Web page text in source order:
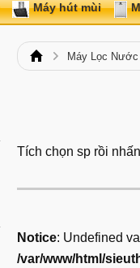
Máy hút mùi
Máy Lọc Nước
Tích chọn sp rồi nhấn
Notice: Undefined
/var/www/html/